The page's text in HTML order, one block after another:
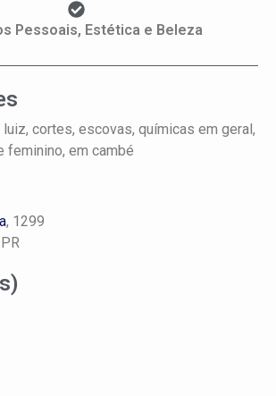
Pessoais, Estética e Beleza
cortes, escovas, químicas em geral,
feminino, em cambé
, 1299